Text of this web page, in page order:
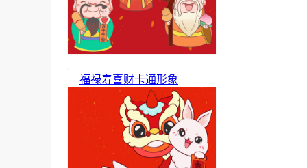
福禄寿喜财卡通形象